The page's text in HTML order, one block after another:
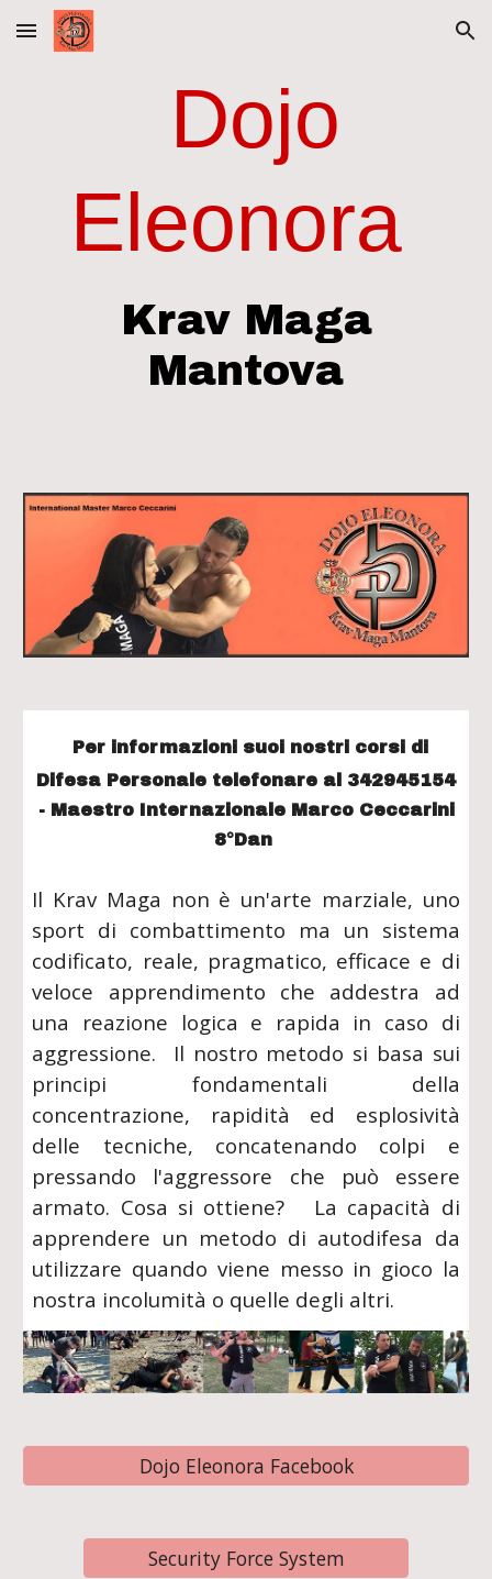
Skip to main content Skip to navigation
Dojo
Eleonora
Krav Maga
Mantova
Per informazioni suoi nostri corsi di
Difesa Personale telefonare al 342945154
- Maestro Internazionale Marco Ceccarini
8°Dan
Il Krav Maga non è un'arte marziale, uno
sport di combattimento ma un sistema
codificato, reale, pragmatico, efficace e di
veloce apprendimento che addestra ad
una reazione logica e rapida in caso di
aggressione. Il nostro metodo si basa sui
principi fondamentali della
concentrazione, rapidità ed esplosività
delle tecniche, concatenando colpi e
pressando l'aggressore che può essere
armato. Cosa si ottiene? La capacità di
apprendere un metodo di autodifesa da
utilizzare quando viene messo in gioco la
nostra incolumità o quelle degli altri.
Dojo Eleonora Facebook
Security Force System